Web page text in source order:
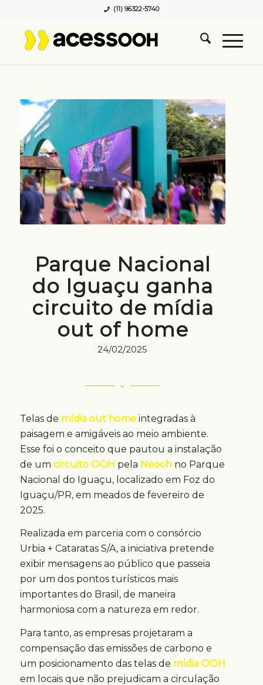
(11) 96322-5740
Parque Nacional
do Iguaçu ganha
circuito de mídia
out of home
24/02/2025
Telas de mídia out homeintegradas à
paisagem e amigáveis ao meio ambiente.
Esse foi o conceito que pautou a instalação
de um circuito OOH pela Neooh no Parque
Nacional do Iguaçu, localizado em Foz do
Iguaçu/PR, em meados de fevereiro de
2025.
Realizada em parceria com o consórcio
Urbia + Cataratas S/A, a iniciativa pretende
exibir mensagens ao público que passeia
por um dos pontos turísticos mais
importantes do Brasil, de maneira
harmoniosa com a natureza em redor.
Para tanto, as empresas projetaram a
compensação das emissões de carbono e
um posicionamento das telas de mídia OOH
em locais que não prejudicam a circulação